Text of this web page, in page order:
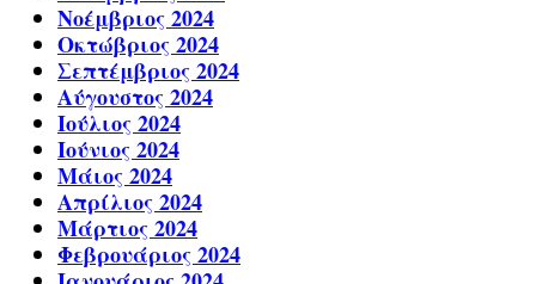
Νοέμβριος 2024
Οκτώβριος 2024
Σεπτέμβριος 2024
Αύγουστος 2024
Ιούλιος 2024
Ιούνιος 2024
Μάιος 2024
Απρίλιος 2024
Μάρτιος 2024
Φεβρουάριος 2024